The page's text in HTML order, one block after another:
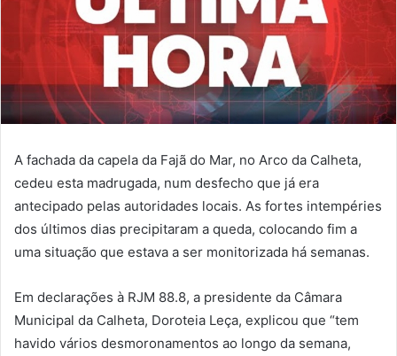
A fachada da capela da Fajã do Mar, no Arco da Calheta,
cedeu esta madrugada, num desfecho que já era
antecipado pelas autoridades locais. As fortes intempéries
dos últimos dias precipitaram a queda, colocando fim a
uma situação que estava a ser monitorizada há semanas.
Em declarações à RJM 88.8, a presidente da Câmara
Municipal da Calheta, Doroteia Leça, explicou que “tem
havido vários desmoronamentos ao longo da semana,